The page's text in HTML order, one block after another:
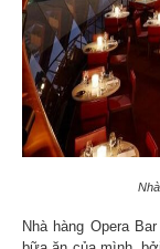
Nhà hàng Opera